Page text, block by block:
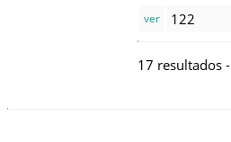
ver 122
17 resultados -